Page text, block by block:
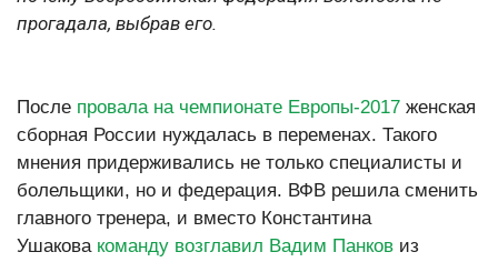
прогадала, выбрав его.
После провала на чемпионате Европы-2017 женская
сборная России нуждалась в переменах. Такого
мнения придерживались не только специалисты и
болельщики, но и федерация. ВФВ решила сменить
главного тренера, и вместо Константина
Ушакова команду возглавил Вадим Панков из